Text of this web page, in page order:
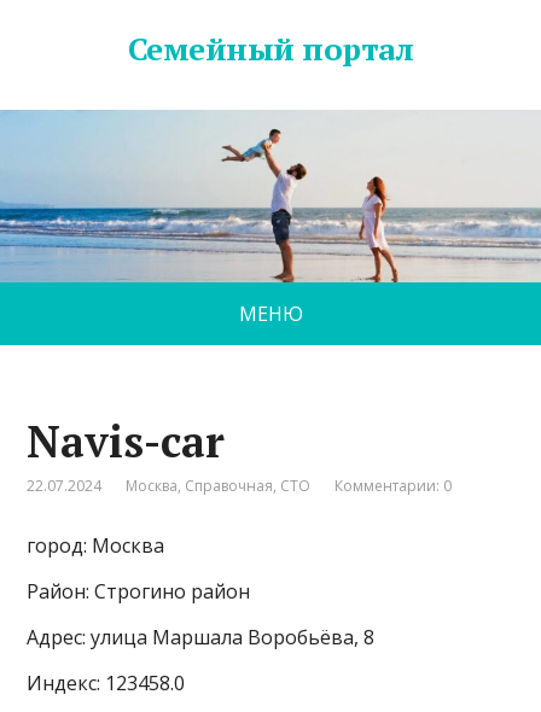
Семейный портал
МЕНЮ
Navis-car
22.07.2024 Москва, Справочная, СТО Комментарии: 0
город: Москва
Район: Строгино район
Адрес: улица Маршала Воробьёва, 8
Индекс: 123458.0